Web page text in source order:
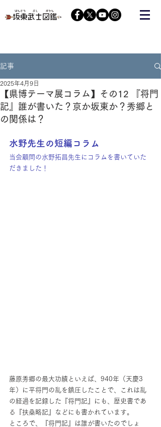
記事
【県博テーマ展コラム】その12 『将門
記』誰が書いた？京か坂東か？秀郷と
の関係は？
2025年4月9日
水野先生の短編コラム
当会顧問の水野拓昌先生にコラムを書いていた
だきました！
藤原秀郷の最大功績といえば、940年（天慶3
年）に平将門の乱を鎮圧したことで、これは乱
の経過を記録した『将門記』にも、歴史書であ
る『扶桑略記』などにも書かれています。
ところで、『将門記』は誰が書いたのでしょ